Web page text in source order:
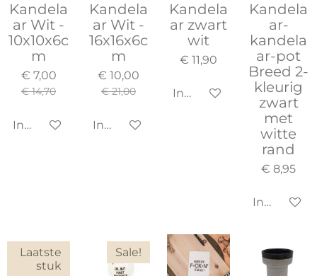
Kandela
ar Wit -
10x10x6c
m
€ 7,00
€ 14,70
In winkelwagen
Kandela
ar Wit -
16x16x6c
m
€ 10,00
€ 21,00
In winkelwagen
Kandela
ar zwart
wit
€ 11,90
In winkelwagen
Kandela
ar-
kandela
ar-pot
Breed 2-
kleurig
zwart
met
witte
rand
€ 8,95
In
Laatste
stuk
Sale!